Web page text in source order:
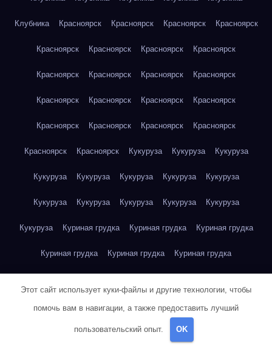
Клубника Красноярск Красноярск Красноярск Красноярск
Красноярск Красноярск Красноярск Красноярск
Красноярск Красноярск Красноярск Красноярск
Красноярск Красноярск Красноярск Красноярск
Красноярск Красноярск Красноярск Красноярск
Красноярск Красноярск Кукуруза Кукуруза Кукуруза
Кукуруза Кукуруза Кукуруза Кукуруза Кукуруза
Кукуруза Кукуруза Кукуруза Кукуруза Кукуруза
Кукуруза Куриная грудка Куриная грудка Куриная грудка
Куриная грудка Куриная грудка Куриная грудка
Куриная грудка Куриная грудка Куриная грудка
Куриная грудка Куриная грудка Куриная грудка
Этот сайт использует куки-файлы и другие технологии, чтобы
помочь вам в навигации, а также предоставить лучший
пользовательский опыт. OK